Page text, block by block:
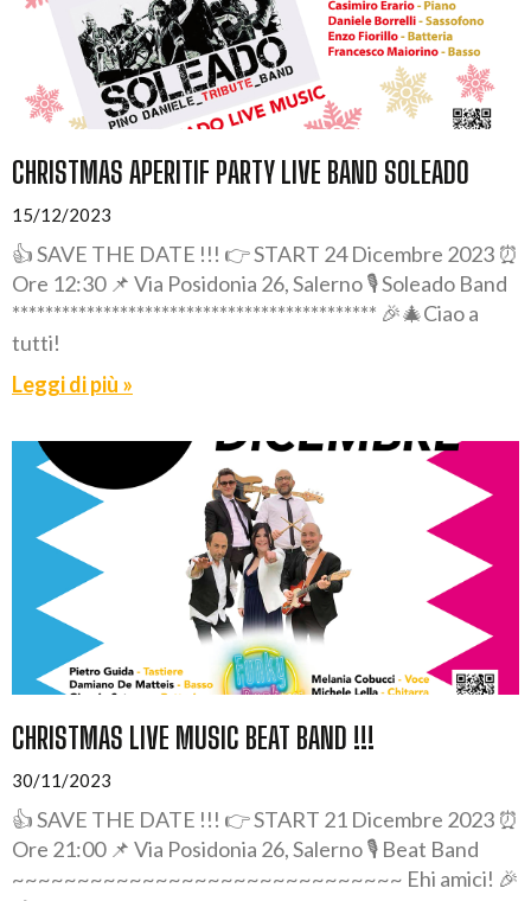
CHRISTMAS APERITIF PARTY LIVE BAND SOLEADO
15/12/2023
👍 SAVE THE DATE !!! 👉 START 24 Dicembre 2023 ⏰
Ore 12:30 📌 Via Posidonia 26, Salerno 🎙️ Soleado Band
******************************************** 🎉🎄Ciao a
tutti!
Leggi di più »
CHRISTMAS LIVE MUSIC BEAT BAND !!!
30/11/2023
👍 SAVE THE DATE !!! 👉 START 21 Dicembre 2023 ⏰
Ore 21:00 📌 Via Posidonia 26, Salerno 🎙️ Beat Band
~~~~~~~~~~~~~~~~~~~~~~~~~~~~~~ Ehi amici! 🎉